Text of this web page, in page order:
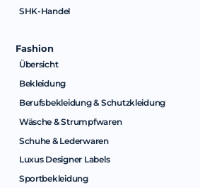
SHK-Handel
Fashion
Übersicht
Bekleidung
Berufsbekleidung & Schutzkleidung
Wäsche & Strumpfwaren
Schuhe & Lederwaren
Luxus Designer Labels
Sportbekleidung